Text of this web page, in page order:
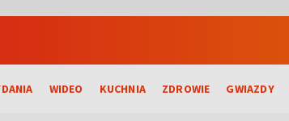
WIDEO KUCHNIA ZDROWIE GWIAZDY